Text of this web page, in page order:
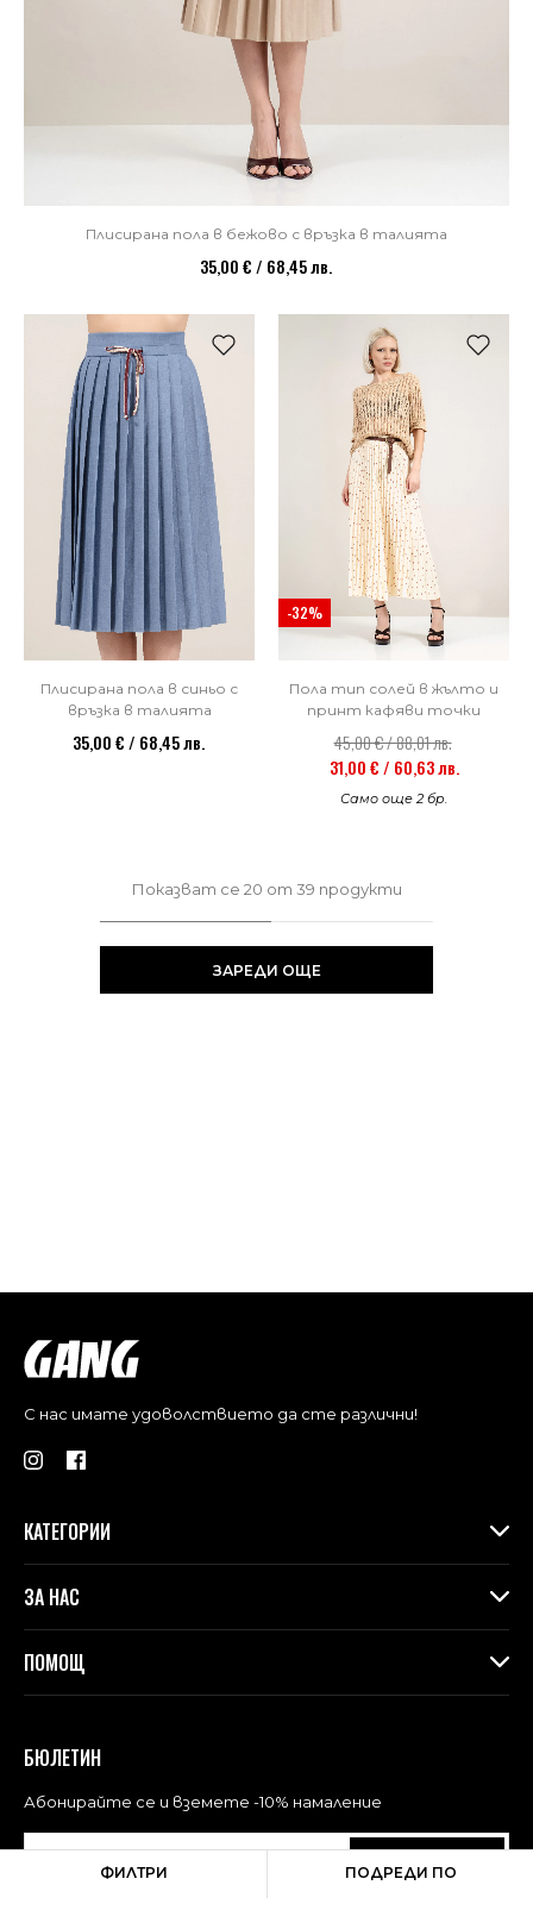
ФИЛТРИ ПОДРЕДИ ПО
Плисирана пола в бежово с връзка в талията
35,00 € / 68,45 лв.
Плисирана пола в синьо с
връзка в талията
35,00 € / 68,45 лв.
-32%
Пола тип солей в жълто и
принт кафяви точки
45,00 € / 88,01 лв.
31,00 € / 60,63 лв.
Само още 2 бр.
Показват се 20 от 39 продукти
ЗАРЕДИ ОЩЕ
С нас имате удоволствието да сте различни!
КАТЕГОРИИ
Макси колекция
ЗА НАС
Контакти
Blog
ПОМОЩ
Често задавани въпроси
Политика за поверителност
Общи условия за ползване
БЮЛЕТИН
Абонирайте се и вземете -10% намаление